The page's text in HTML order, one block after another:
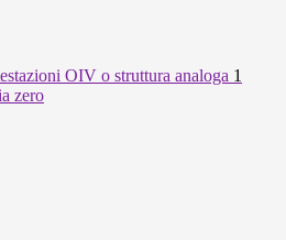
OIV o struttura analoga 1
zero